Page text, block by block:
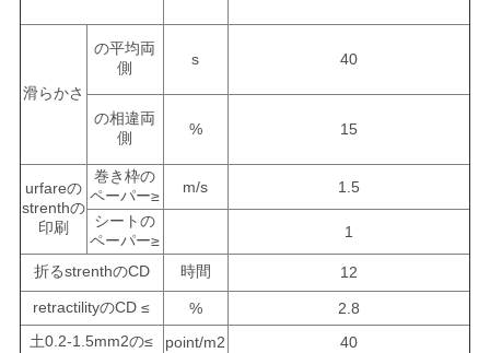
滑らかさ
の平均両
側
s 40
の相違両
側
% 15
urfareの
strenthの
印刷
巻き枠の
ペーパー≥
m/s
1.5
シートの
ペーパー≥
1
折るstrenthのCD 時間
12
retractilityのCD ≤
%
2.8
土0.2-1.5mm2の≤
point/m2
40